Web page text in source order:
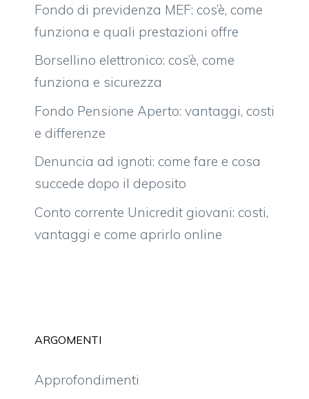
Fondo di previdenza MEF: cos’è, come
funziona e quali prestazioni offre
Borsellino elettronico: cos’è, come
funziona e sicurezza
Fondo Pensione Aperto: vantaggi, costi
e differenze
Denuncia ad ignoti: come fare e cosa
succede dopo il deposito
Conto corrente Unicredit giovani: costi,
vantaggi e come aprirlo online
ARGOMENTI
Approfondimenti